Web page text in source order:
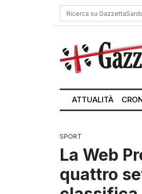
ATTUALITÀ
SPORT
La Web
quattro